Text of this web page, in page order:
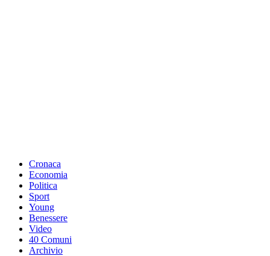
Cronaca
Economia
Politica
Sport
Young
Benessere
Video
40 Comuni
Archivio